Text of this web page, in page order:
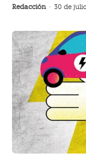
Redacción - 30 de